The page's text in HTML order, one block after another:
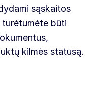
sąskaitos
būti
kilmės statusą.